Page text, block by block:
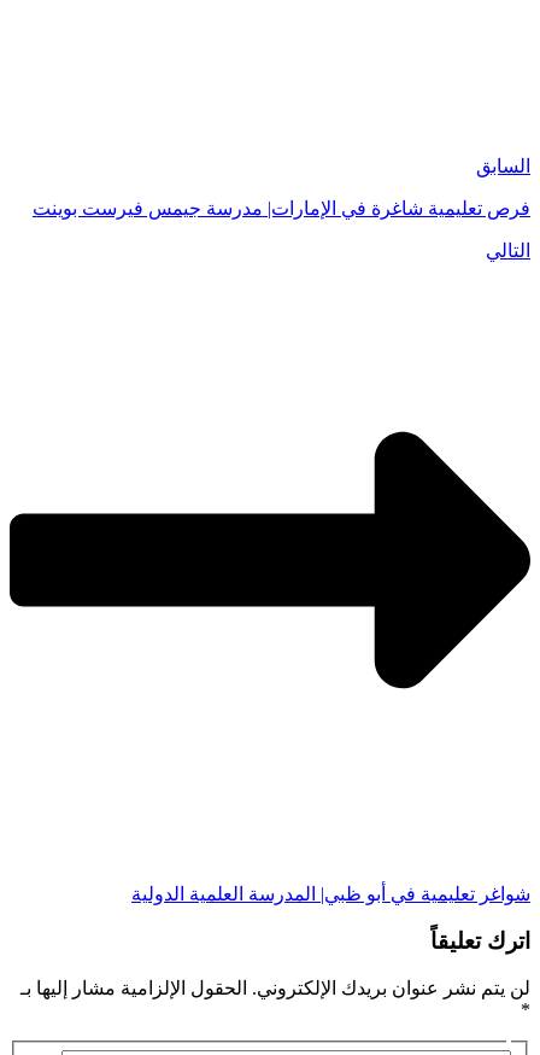
السابق
فرص تعليمية شاغرة في الإمارات| مدرسة جيمس فيرست بوينت
التالي
شواغر تعليمية في أبو ظبي| المدرسة العلمية الدولية
اترك تعليقاً
لن يتم نشر عنوان بريدك الإلكتروني. الحقول الإلزامية مشار إليها بـ
*